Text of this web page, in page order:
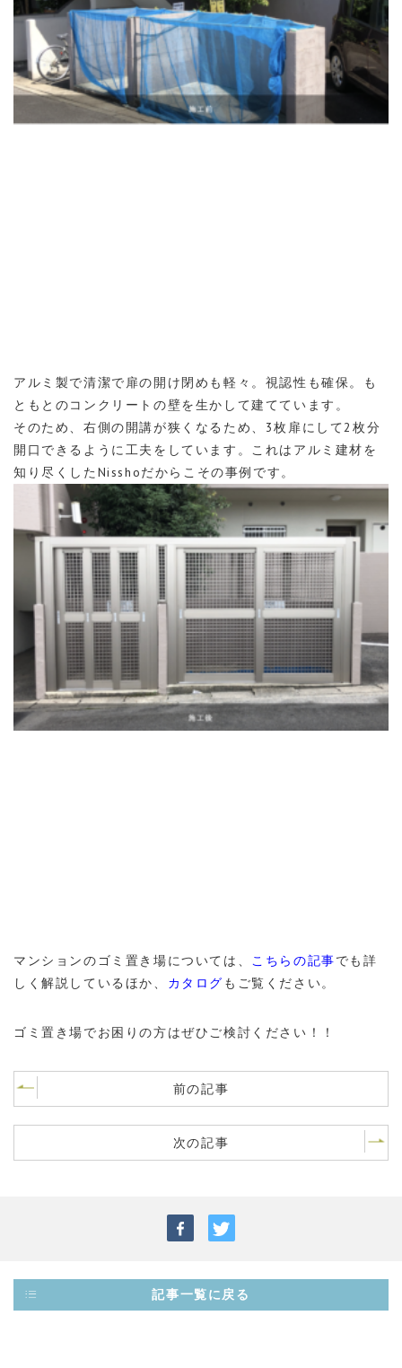
アルミ製で清潔で扉の開け閉めも軽々。視認性も確保。も
ともとのコンクリートの壁を生かして建てています。
そのため、右側の開講が狭くなるため、3枚扉にして2枚分
開口できるように工夫をしています。これはアルミ建材を
知り尽くしたNisshoだからこその事例です。
マンションのゴミ置き場については、 こちらの記事でも詳
しく解説しているほか、 カタログ もご覧ください。
ゴミ置き場でお困りの方はぜひご検討ください！！
前の記事
次の記事
記事一覧に戻る